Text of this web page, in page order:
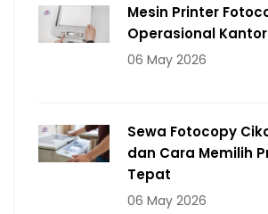
Mesin Printer
Operasional Kantor
06 May 2026
Sewa Fotocopy
dan Cara Memilih
Tepat
06 May 2026